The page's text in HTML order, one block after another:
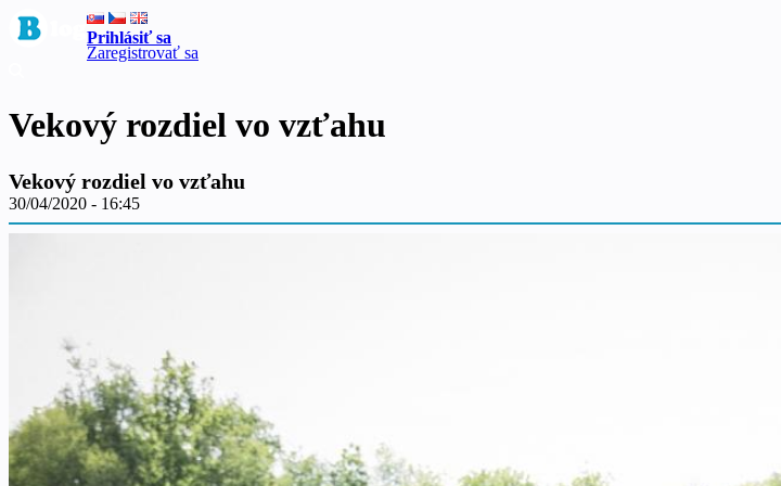
Prihlásiť sa
Zaregistrovať sa
Vekový rozdiel vo vzťahu
Vekový rozdiel vo vzťahu
30/04/2020 - 16:45